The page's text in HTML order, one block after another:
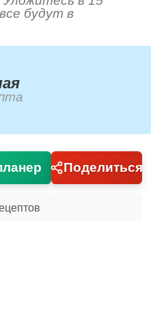
будут в
Поделиться